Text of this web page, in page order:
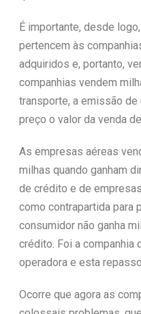
É importante, desde
pertencem às
adquiridos e, portanto,
companhias vendem
transporte, a emissão de
preço o valor da venda
As empresas aéreas
milhas quando ganham
de crédito e de
como contrapartida para
consumidor não ganha
crédito. Foi a companhia
operadora e esta
Ocorre que agora as